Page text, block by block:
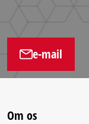
e-mail
Om os